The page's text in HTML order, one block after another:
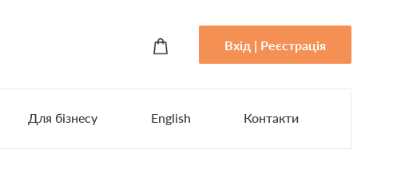
Вхід | Реєстрація
Для бізнесу English Контакти